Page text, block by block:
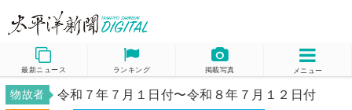
最新ニュース ランキング 掲載写真 メニュー
物故者 令和７年７月１日付〜令和８年７月１２日付